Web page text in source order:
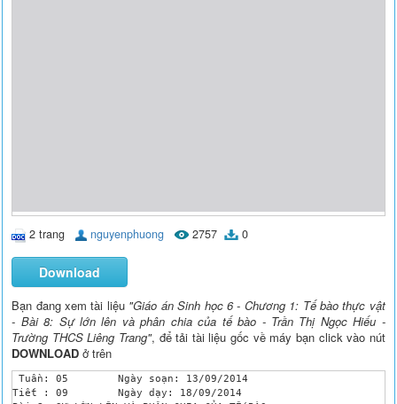
2 trang nguyenphuong 2757 0
Download
Bạn đang xem tài liệu "Giáo án Sinh học 6 - Chương 1: Tế bào thực vật
- Bài 8: Sự lớn lên và phân chia của tế bào - Trần Thị Ngọc Hiếu -
Trường THCS Liêng Trang", để tải tài liệu gốc về máy bạn click vào nút
DOWNLOAD ở trên
Tuần: 05	 Ngày soạn: 13/09/2014
Tiết : 09	 Ngày dạy: 18/09/2014